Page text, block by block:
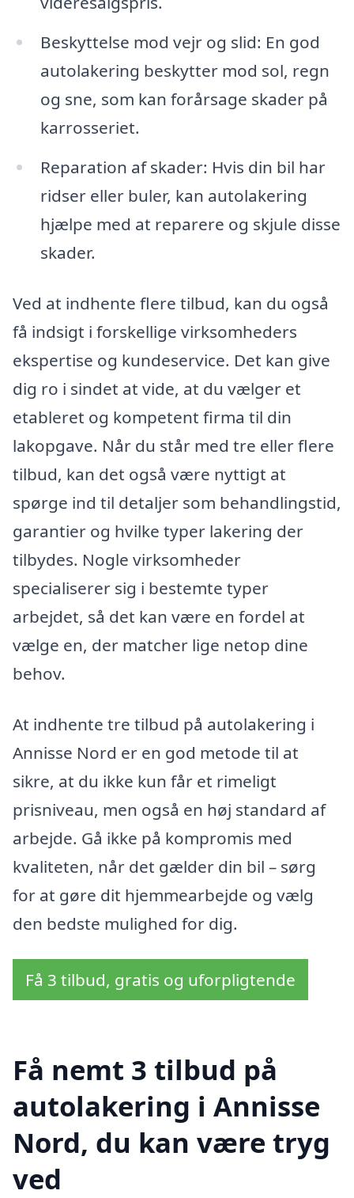
Beskyttelse mod vejr og slid: En god
autolakering beskytter mod sol, regn
og sne, som kan forårsage skader på
karrosseriet.
Reparation af skader: Hvis din bil har
ridser eller buler, kan autolakering
hjælpe med at reparere og skjule disse
skader.
Ved at indhente flere tilbud, kan du også
få indsigt i forskellige virksomheders
ekspertise og kundeservice. Det kan give
dig ro i sindet at vide, at du vælger et
etableret og kompetent firma til din
lakopgave. Når du står med tre eller flere
tilbud, kan det også være nyttigt at
spørge ind til detaljer som behandlingstid,
garantier og hvilke typer lakering der
tilbydes. Nogle virksomheder
specialiserer sig i bestemte typer
arbejdet, så det kan være en fordel at
vælge en, der matcher lige netop dine
behov.
At indhente tre tilbud på autolakering i
Annisse Nord er en god metode til at
sikre, at du ikke kun får et rimeligt
prisniveau, men også en høj standard af
arbejde. Gå ikke på kompromis med
kvaliteten, når det gælder din bil – sørg
for at gøre dit hjemmearbejde og vælg
den bedste mulighed for dig.
Få 3 tilbud, gratis og uforpligtende
Få nemt 3 tilbud på
autolakering i Annisse
Nord, du kan være tryg
ved